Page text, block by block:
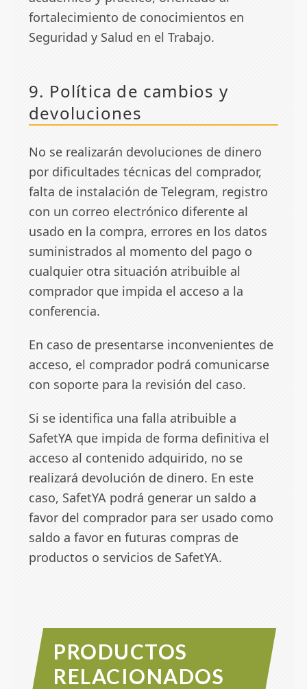
fortalecimiento de conocimientos en
Seguridad y Salud en el Trabajo.
9. Política de cambios y
devoluciones
No se realizarán devoluciones de dinero
por dificultades técnicas del comprador,
falta de instalación de Telegram, registro
con un correo electrónico diferente al
usado en la compra, errores en los datos
suministrados al momento del pago o
cualquier otra situación atribuible al
comprador que impida el acceso a la
conferencia.
En caso de presentarse inconvenientes de
acceso, el comprador podrá comunicarse
con soporte para la revisión del caso.
Si se identifica una falla atribuible a
SafetYA que impida de forma definitiva el
acceso al contenido adquirido, no se
realizará devolución de dinero. En este
caso, SafetYA podrá generar un saldo a
favor del comprador para ser usado como
saldo a favor en futuras compras de
productos o servicios de SafetYA.
PRODUCTOS
RELACIONADOS